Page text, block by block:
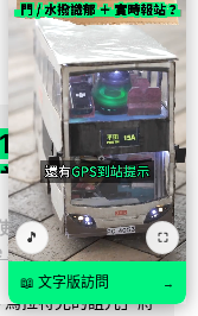
用
政
「烏拉特
提高世界首
短約 10 分
拉特克的詛咒」將
🎵 ⛶
📖 文字版訪問 →